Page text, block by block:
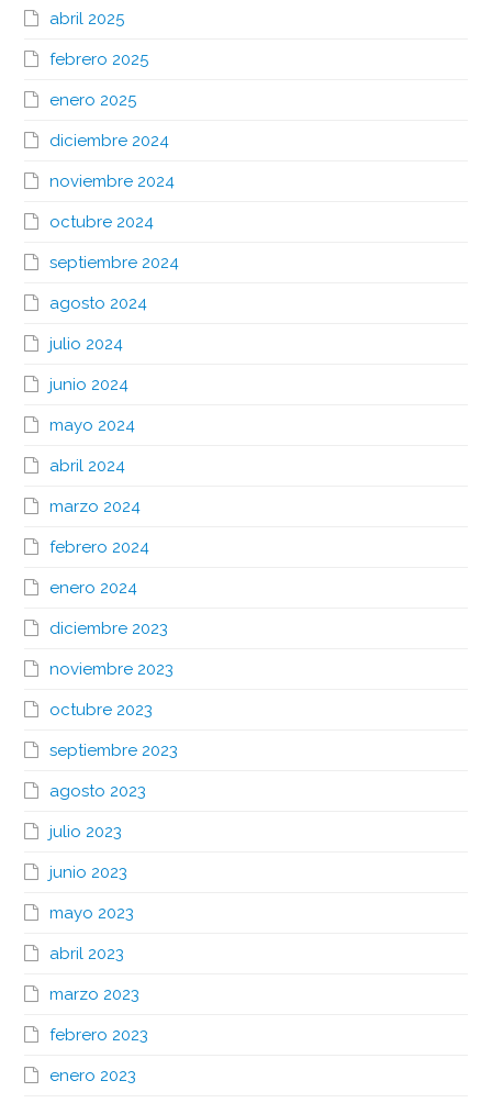
abril 2025
febrero 2025
enero 2025
diciembre 2024
noviembre 2024
octubre 2024
septiembre 2024
agosto 2024
julio 2024
junio 2024
mayo 2024
abril 2024
marzo 2024
febrero 2024
enero 2024
diciembre 2023
noviembre 2023
octubre 2023
septiembre 2023
agosto 2023
julio 2023
junio 2023
mayo 2023
abril 2023
marzo 2023
febrero 2023
enero 2023